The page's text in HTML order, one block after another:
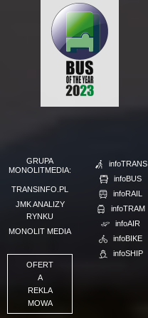
GRUPA
MONOLITMEDIA:
TRANSINFO.PL
JMK ANALIZY
RYNKU
MONOLIT MEDIA
OFERT
A
REKLA
MOWA
infoTRANS
infoBUS
infoRAIL
infoTRAM
infoAIR
infoBIKE
infoSHIP